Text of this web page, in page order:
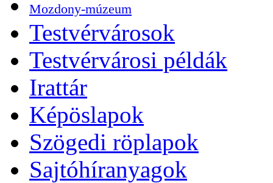
Mozdony-múzeum
Testvérvárosok
Testvérvárosi példák
Irattár
Képöslapok
Szögedi röplapok
Sajtóhíranyagok